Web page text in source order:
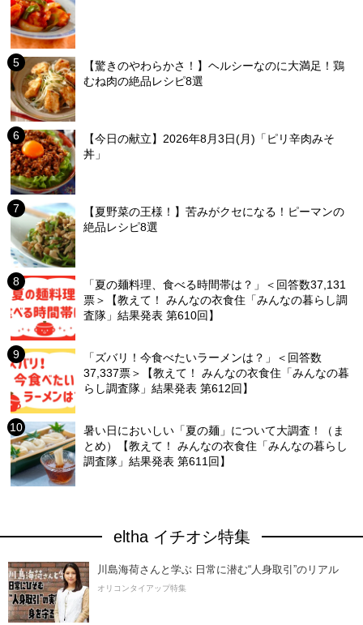
【驚きのやわらかさ！】ヘルシーなのに大満足！鶏
むね肉の絶品レシピ8選
【今日の献立】2026年8月3日(月)「ピリ辛肉みそ
丼」
【夏野菜の王様！】苦みがクセになる！ピーマンの
絶品レシピ8選
「夏の麺料理、食べる時間帯は？」＜回答数37,131
票＞【教えて！ みんなの衣食住「みんなの暮らし調
査隊」結果発表 第610回】
「ズバリ！今食べたいラーメンは？」＜回答数
37,337票＞【教えて！ みんなの衣食住「みんなの暮
らし調査隊」結果発表 第612回】
暑い日においしい「夏の麺」について大調査！（ま
とめ）【教えて！ みんなの衣食住「みんなの暮らし
調査隊」結果発表 第611回】
eltha イチオシ特集
川島海荷さんと学ぶ 日常に潜む“人身取引”のリアル
オリコンタイアップ特集